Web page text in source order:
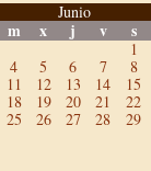
Junio
m x j v s
1
4 5 6 7
8
11 12 13 14
15
18 19 20 21
22
25 26 27 28 29